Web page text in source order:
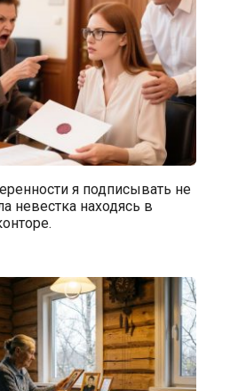
я подписывать не
невестка находясь в